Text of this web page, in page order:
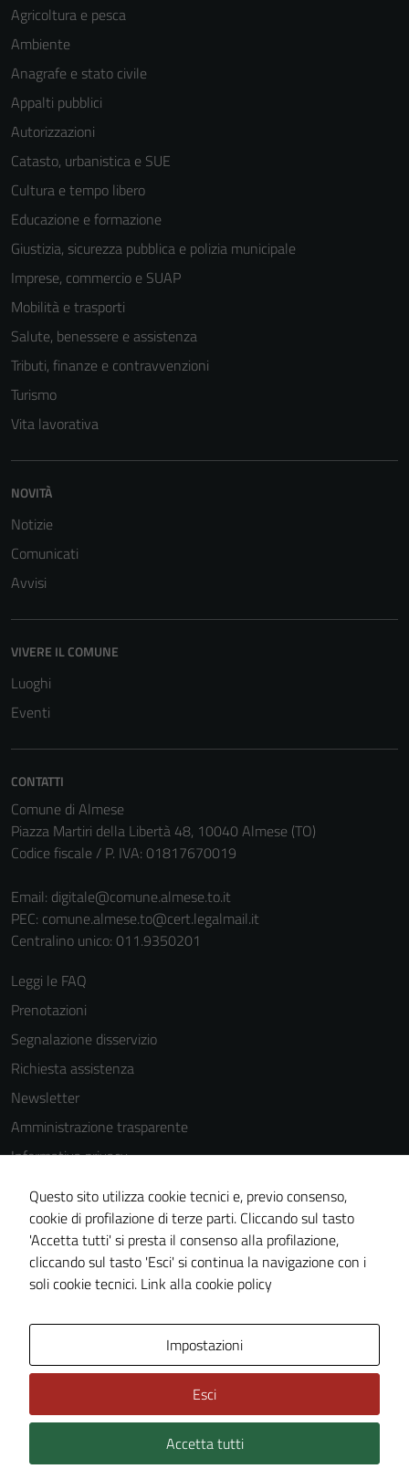
Agricoltura e pesca
Ambiente
Anagrafe e stato civile
Appalti pubblici
Autorizzazioni
Catasto, urbanistica e SUE
Cultura e tempo libero
Educazione e formazione
Giustizia, sicurezza pubblica e polizia municipale
Imprese, commercio e SUAP
Mobilità e trasporti
Salute, benessere e assistenza
Tributi, finanze e contravvenzioni
Turismo
Vita lavorativa
NOVITÀ
Notizie
Comunicati
Avvisi
VIVERE IL COMUNE
Luoghi
Eventi
CONTATTI
Comune di Almese
Piazza Martiri della Libertà 48, 10040 Almese (TO)
Codice fiscale / P. IVA: 01817670019
Email: digitale@comune.almese.to.it
PEC: comune.almese.to@cert.legalmail.it
Centralino unico: 011.9350201
Leggi le FAQ
Prenotazioni
Segnalazione disservizio
Richiesta assistenza
Newsletter
Amministrazione trasparente
Informativa privacy
Cookie Policy
Note legali
Dichiarazione di accessibilità
Piano di miglioramento del sito
Technical Design s.r.l.
Questo sito utilizza cookie tecnici e, previo consenso,
cookie di profilazione di terze parti. Cliccando sul tasto
'Accetta tutti' si presta il consenso alla profilazione,
cliccando sul tasto 'Esci' si continua la navigazione con i
soli cookie tecnici. Link alla cookie policy
Impostazioni
Esci
Accetta tutti